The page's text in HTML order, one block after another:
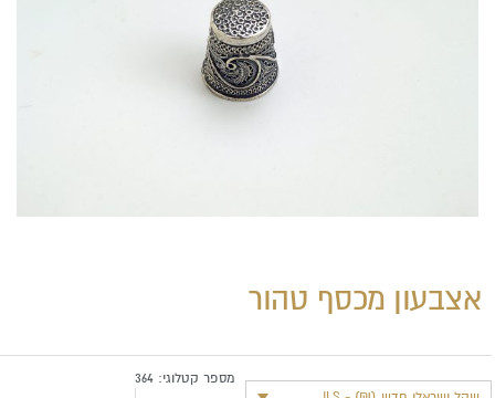
אצבעון מכסף טהור
מספר קטלוגי:364